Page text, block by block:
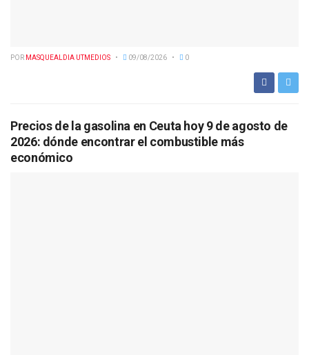
POR MASQUEALDIA UTMEDIOS 09/08/2026 0
Precios de la gasolina en Ceuta hoy 9 de agosto de
2026: dónde encontrar el combustible más
económico